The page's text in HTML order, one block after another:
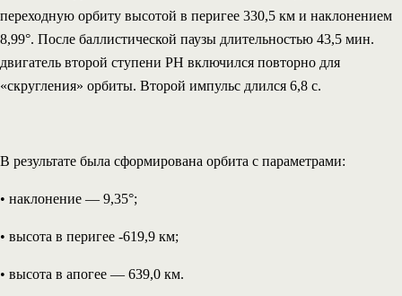
переходную орбиту высотой в перигее 330,5 км и наклонением
8,99°. После баллистической паузы длительностью 43,5 мин.
двигатель второй ступени РН включился повторно для
«скругления» орбиты. Второй импульс длился 6,8 с.
В результате была сформирована орбита с параметрами:
• наклонение — 9,35°;
• высота в перигее -619,9 км;
• высота в апогее — 639,0 км.